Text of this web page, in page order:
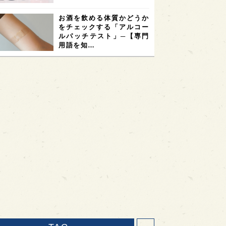
お酒を飲める体質かどうか
をチェックする「アルコー
ルパッチテスト」─【専門
用語を知…